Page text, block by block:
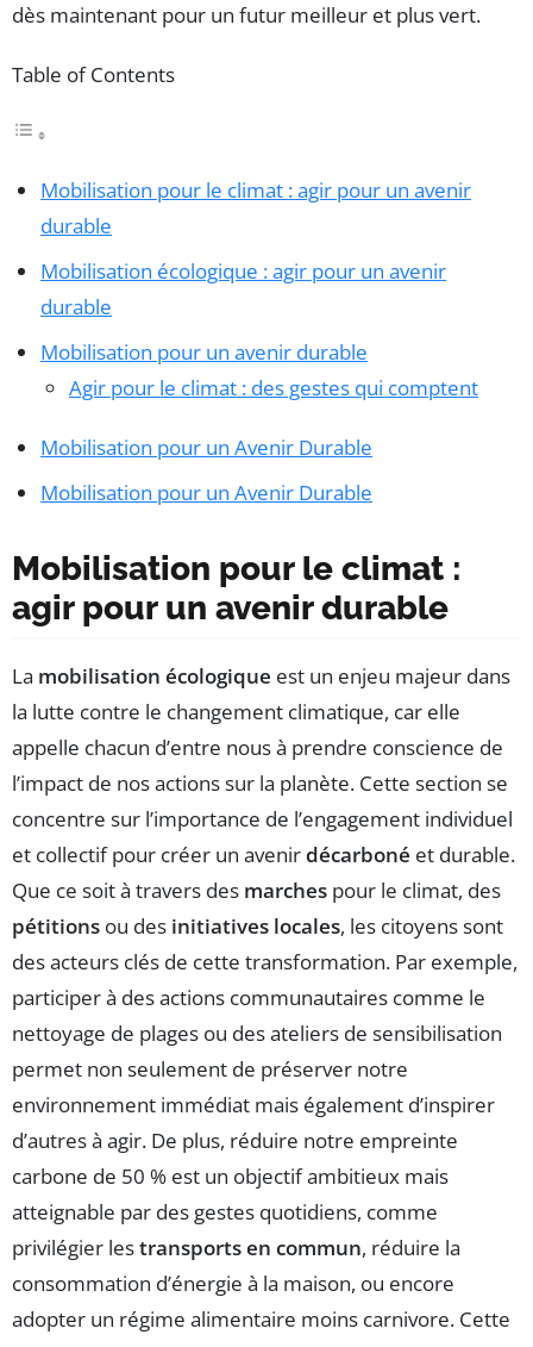
dès maintenant pour un futur meilleur et plus vert.
Table of Contents
Mobilisation pour le climat : agir pour un avenir
durable
Mobilisation écologique : agir pour un avenir
durable
Mobilisation pour un avenir durable
Agir pour le climat : des gestes qui comptent
Mobilisation pour un Avenir Durable
Mobilisation pour un Avenir Durable
Mobilisation pour le climat :
agir pour un avenir durable
La mobilisation écologique est un enjeu majeur dans
la lutte contre le changement climatique, car elle
appelle chacun d’entre nous à prendre conscience de
l’impact de nos actions sur la planète. Cette section se
concentre sur l’importance de l’engagement individuel
et collectif pour créer un avenirdécarboné et durable.
Que ce soit à travers des marches pour le climat, des
pétitions ou des initiatives locales, les citoyens sont
des acteurs clés de cette transformation. Par exemple,
participer à des actions communautaires comme le
nettoyage de plages ou des ateliers de sensibilisation
permet non seulement de préserver notre
environnement immédiat mais également d’inspirer
d’autres à agir. De plus, réduire notre empreinte
carbone de 50 % est un objectif ambitieux mais
atteignable par des gestes quotidiens, comme
privilégier lestransports en commun, réduire la
consommation d’énergie à la maison, ou encore
adopter un régime alimentaire moins carnivore. Cette